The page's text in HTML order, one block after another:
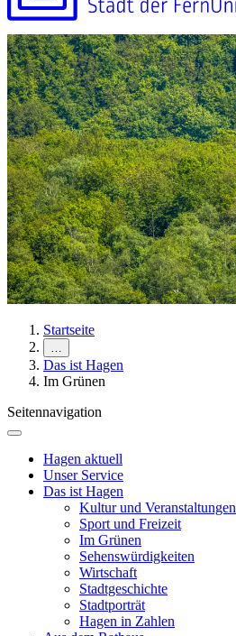
Startseite
…
Das ist Hagen
Im Grünen
Seitennavigation
Hagen aktuell
Unser Service
Das ist Hagen
Kultur und Veranstaltungen
Sport und Freizeit
Im Grünen
Sehenswürdigkeiten
Wirtschaft
Stadtgeschichte
Stadtporträt
Hagen in Zahlen